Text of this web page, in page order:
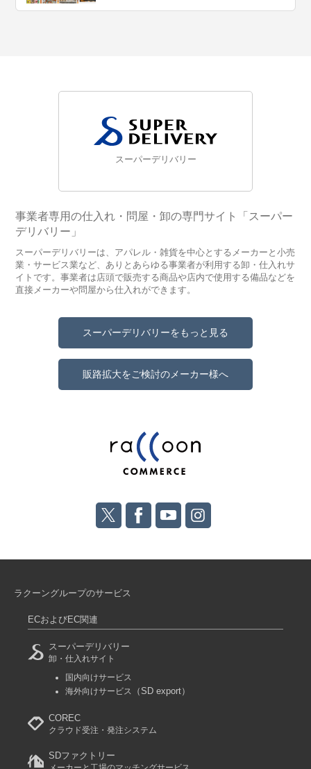
スーパーデリバリー
事業者専用の仕入れ・問屋・卸の専門サイト「スーパー
デリバリー」
スーパーデリバリーは、アパレル・雑貨を中心とするメーカーと小売
業・サービス業など、ありとあらゆる事業者が利用する卸・仕入れサ
イトです。事業者は店頭で販売する商品や店内で使用する備品などを
直接メーカーや問屋から仕入れができます。
スーパーデリバリーをもっと見る
販路拡大をご検討のメーカー様へ
ラクーングループのサービス
ECおよびEC関連
スーパーデリバリー
卸・仕入れサイト
国内向けサービス
海外向けサービス
（SD export）
COREC
クラウド受注・発注システム
SDファクトリー